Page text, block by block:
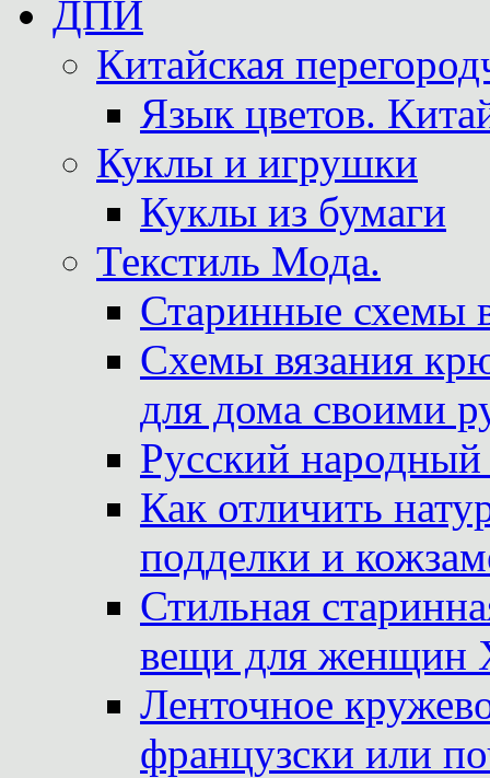
ДПИ
Китайская
Язык цветов.
Куклы и игрушки
Куклы из бумаги
Текстиль Мода.
Старинные схемы
Схемы вязания
для дома своими
Русский
Как отличить
подделки и
Стильная
вещи для женщин
Ленточное
французски или